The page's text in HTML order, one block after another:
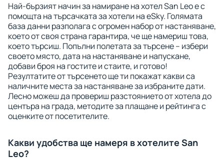
Най-бързият начин за намиране на хотел San Leo е с
помощта на търсачката за хотели на eSky. Голямата
база данни разполага с огромен набор от настаняване,
което от своя страна гарантира, че ще намериш това,
което търсиш. Попълни полетата за търсене – избери
своето място, дата на настаняване и напускане,
добави броя на гостите и стаите, и готово!
Резултатите от търсенето ще ти покажат какви са
наличните места за настаняване за избраните дати.
Лесно можеш да провериш разстоянието от хотела до
центъра на града, методите за плащане и рейтинга с
оценките от посетителите.
Какви удобства ще намеря в хотелите San
Leo?